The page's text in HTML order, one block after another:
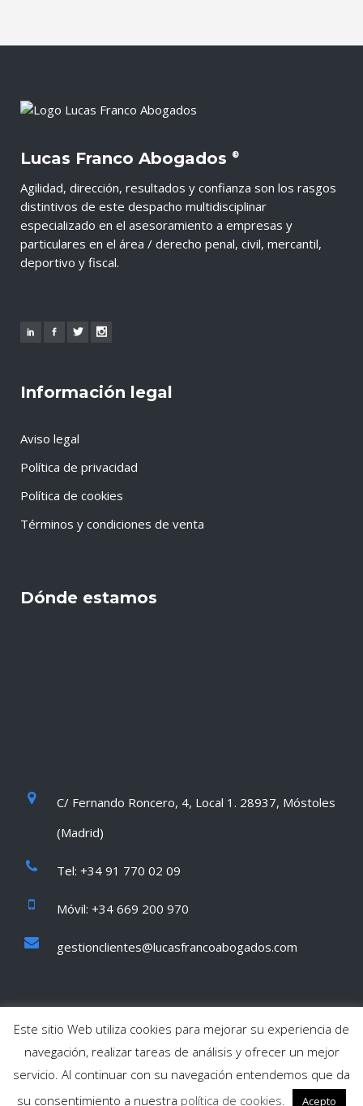
Lucas Franco Abogados ®
Agilidad, dirección, resultados y confianza son los rasgos
distintivos de este despacho multidisciplinar
especializado en el asesoramiento a empresas y
particulares en el área / derecho penal, civil, mercantil,
deportivo y fiscal.
Información legal
Aviso legal
Política de privacidad
Política de cookies
Términos y condiciones de venta
Dónde estamos
C/ Fernando Roncero, 4, Local 1. 28937, Móstoles
(Madrid)
Tel: +34 91 770 02 09
Móvil: +34 669 200 970
gestionclientes@lucasfrancoabogados.com
2018 Diseño webSOFTDREAMy DREAMSOFT
Este sitio Web utiliza cookies para mejorar su experiencia de
navegación, realizar tareas de análisis y ofrecer un mejor
servicio. Al continuar con su navegación entendemos que da
su consentimiento a nuestra política de cookies. Acepto